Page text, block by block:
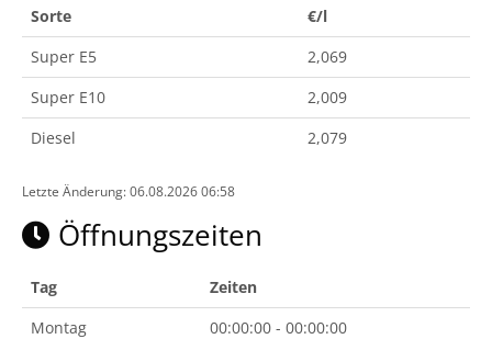
Sorte
€/l
Super E5
2,069
Super E10
2,009
Diesel
2,079
Letzte Änderung: 06.08.2026 06:58
Öffnungszeiten
Tag
Zeiten
Montag
00:00:00 - 00:00:00